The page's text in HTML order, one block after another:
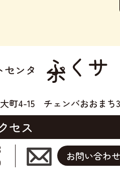
ンタ
ふくサ
ポ
町4-15 チェンバおおまち
セス
お問い合わせ